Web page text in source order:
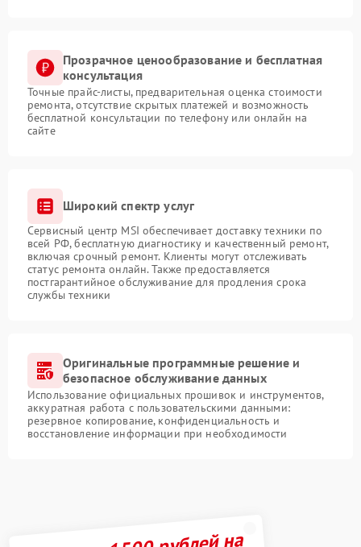
Прозрачное ценообразование и бесплатная
консультация
Точные прайс-листы, предварительная оценка стоимости
ремонта, отсутствие скрытых платежей и возможность
бесплатной консультации по телефону или онлайн на
сайте
Широкий спектр услуг
Сервисный центр MSI обеспечивает доставку техники по
всей РФ, бесплатную диагностику и качественный ремонт,
включая срочный ремонт. Клиенты могут отслеживать
статус ремонта онлайн. Также предоставляется
постгарантийное обслуживание для продления срока
службы техники
Оригинальные программные решение и
безопасное обслуживание данных
Использование официальных прошивок и инструментов,
аккуратная работа с пользовательскими данными:
резервное копирование, конфиденциальность и
восстановление информации при необходимости